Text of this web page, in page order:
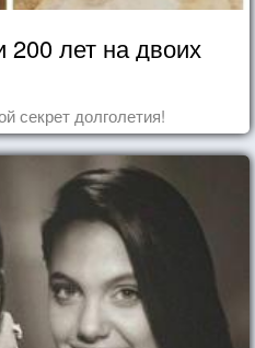
200 лет на двоих
секрет долголетия!